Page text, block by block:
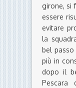
girone, si
essere
evitare
la
bel
più in
dopo il
Pescara